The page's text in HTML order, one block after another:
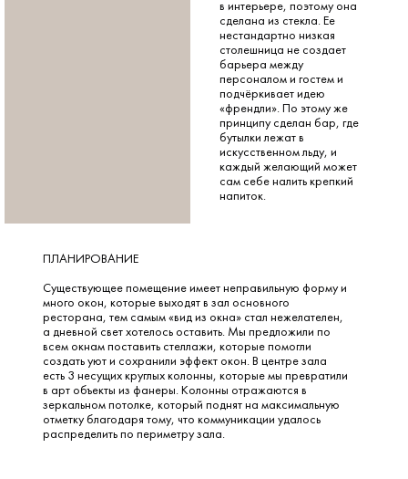
в интерьере, поэтому она
сделана из стекла. Ее
нестандартно низкая
столешница не создает
барьера между
персоналом и гостем и
подчёркивает идею
«френдли». По этому же
принципу сделан бар, где
бутылки лежат в
искусственном льду, и
каждый желающий может
сам себе налить крепкий
напиток.
ПЛАНИРОВАНИЕ
Существующее помещение имеет неправильную форму и
много окон, которые выходят в зал основного
ресторана, тем самым «вид из окна» стал нежелателен,
а дневной свет хотелось оставить. Мы предложили по
всем окнам поставить стеллажи, которые помогли
создать уют и сохранили эффект окон. В центре зала
есть 3 несущих круглых колонны, которые мы превратили
в арт объекты из фанеры. Колонны отражаются в
зеркальном потолке, который поднят на максимальную
отметку благодаря тому, что коммуникации удалось
распределить по периметру зала.